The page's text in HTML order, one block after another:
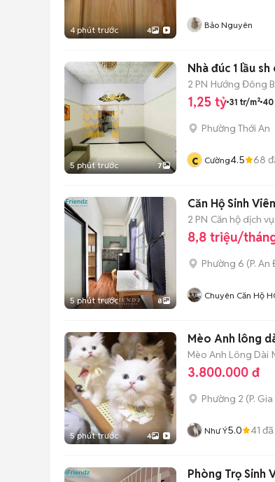
4 phút trước 4 Bảo Nguyên
5 phút trước 7
Nhà đúc 1 lầu
2 PN Hướng Đông
1,25 tỷ 31 tr/m² 40
Phường Thới An
c Cường4.5 68
5 phút trước 8
Căn Hộ Sinh
2 PN Căn hộ dịch
8,8 triệu/
Phường 6 (P.
Chuyên Căn Hộ
5 phút trước 4
Mèo Anh lông
Mèo Anh Lông Dài
3.800.000 đ
Phường 2 (P.
Như Ý5.0 41
Phòng Trọ Sinh